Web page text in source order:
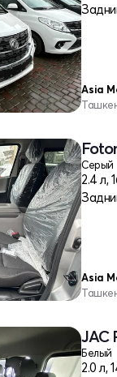
Asia
Серый
2.4 л,
Asia
JAC
Белый
2.0 л,